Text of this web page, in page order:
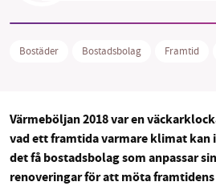
MILJÖFAKTA
Sök Sparade
Facebook Instagram
Bostäder Bostadsbolag Framtid
Värmeböljan 2018 var en
vad ett framtida varmare klimat kan
det få bostadsbolag som anpassar
renoveringar för att möta